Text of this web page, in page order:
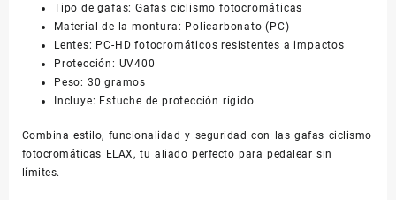
Tipo de gafas: Gafas ciclismo fotocromáticas
Material de la montura: Policarbonato (PC)
Lentes: PC-HD fotocromáticos resistentes a impactos
Protección: UV400
Peso: 30 gramos
Incluye: Estuche de protección rígido
Combina estilo, funcionalidad y seguridad con las gafas ciclismo
fotocromáticas ELAX, tu aliado perfecto para pedalear sin
límites.